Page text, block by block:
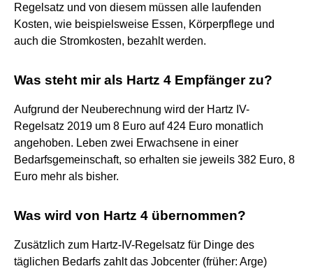
Regelsatz und von diesem müssen alle laufenden
Kosten, wie beispielsweise Essen, Körperpflege und
auch die Stromkosten, bezahlt werden.
Was steht mir als Hartz 4 Empfänger zu?
Aufgrund der Neuberechnung wird der Hartz IV-
Regelsatz 2019 um 8 Euro auf 424 Euro monatlich
angehoben. Leben zwei Erwachsene in einer
Bedarfsgemeinschaft, so erhalten sie jeweils 382 Euro, 8
Euro mehr als bisher.
Was wird von Hartz 4 übernommen?
Zusätzlich zum Hartz-IV-Regelsatz für Dinge des
täglichen Bedarfs zahlt das Jobcenter (früher: Arge)